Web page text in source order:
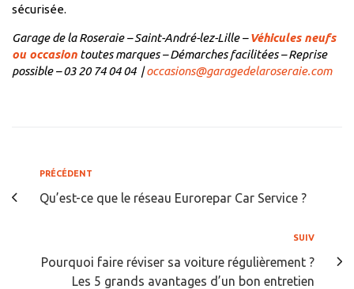
sécurisée.
Garage de la Roseraie – Saint-André-lez-Lille –Véhicules neufs
ou occasion toutes marques – Démarches facilitées – Reprise
possible – 03 20 74 04 04 |occasions@garagedelaroseraie.com
PRÉCÉDENT
Qu’est-ce que le réseau Eurorepar Car Service ?
SUIV
Pourquoi faire réviser sa voiture régulièrement ?
Les 5 grands avantages d’un bon entretien